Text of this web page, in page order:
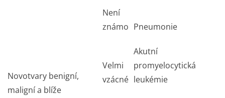
Není
známo Pneumonie
Novotvary benigní,
maligní a blíže
Velmi
vzácné
Akutní
promyelocytická
leukémie